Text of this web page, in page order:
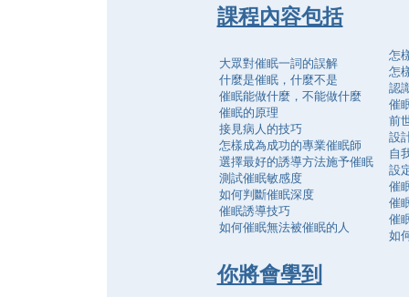
課程內容包括
大眾對催眠一詞的誤解
什麼是催眠，什麼不是
催眠能做什麼，不能做什麼
催眠的原理
接見病人的技巧
怎樣成為成功的專業催眠師
選擇最好的誘導方法施予催眠
測試催眠敏感度
如何判斷催眠深度
催眠誘導技巧
如何催眠無法被催眠的人
怎
怎
認
催
前
設
自
設
催
催
催
如
你將會學到